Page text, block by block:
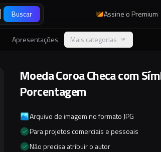
Buscar Assine o Premium
Apresentações Mais categorias
Moeda Coroa Checa com
Porcentagem
Arquivo de imagem no formato JPG
Para projetos comerciais e pessoais
Não precisa atribuir o autor